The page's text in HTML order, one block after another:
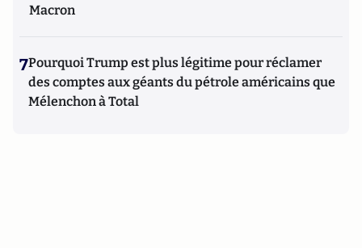
Macron
7Pourquoi Trump est plus légitime pour réclamer
des comptes aux géants du pétrole américains que
Mélenchon à Total